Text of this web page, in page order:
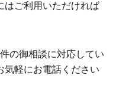
はご利用いただければ
の御相談に対応してい
気軽にお電話ください